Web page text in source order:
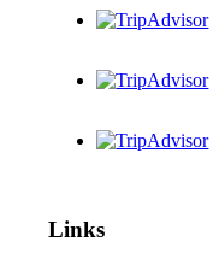
Links